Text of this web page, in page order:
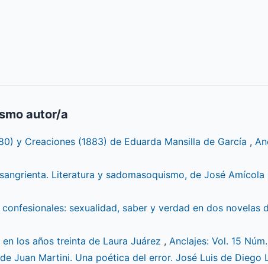
autor/a
y Creaciones (1883) de Eduarda Mansilla de García ,
Literatura y sadomasoquismo, de José Amícola
sexualidad, saber y verdad en dos novelas
los años treinta de Laura Juárez , Anclajes: Vol. 15
Juan Martini. Una poética del error. José Luis de Diego